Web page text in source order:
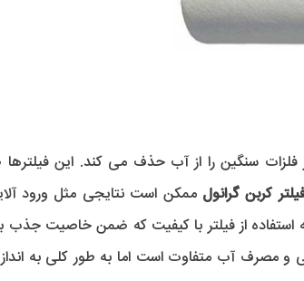
فلزات سنگین را از آب حذف می کند. این
کربن گرانول ممکن است نتایجی مثل ورود
استفاده از فیلتر با کیفیت که ضمن خاصیت جذب